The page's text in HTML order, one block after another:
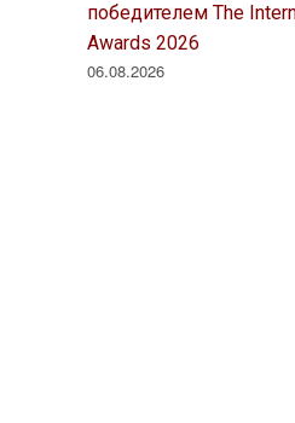
победителем The
Awards 2026
06.08.2026